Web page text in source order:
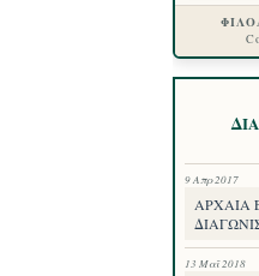
9 Απρ 2017
ΑΡΧΑΙΑ
13 Μαΐ 2018